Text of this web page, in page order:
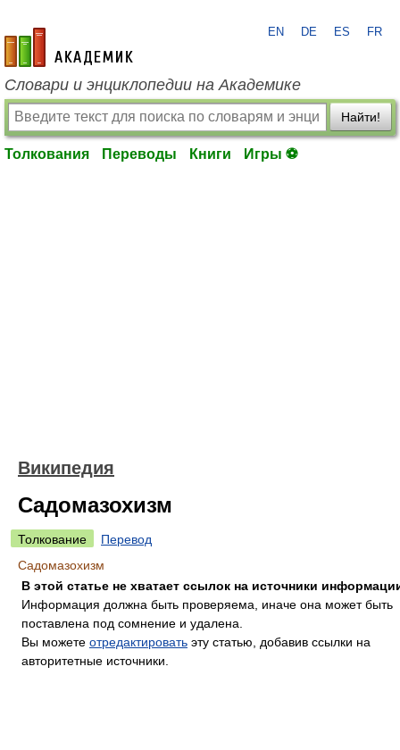
academic.ru
EN DE ES FR
Словари и энциклопедии на Академике
Найти!
Толкования Переводы Книги Игры ⚽
Википедия
Садомазохизм
Толкование
Перевод
Садомазохизм
В этой статье не хватает ссылок на источники
Информация должна быть проверяема, иначе она может быть
поставлена под сомнение и удалена.
Вы можете отредактировать эту статью, добавив ссылки на
авторитетные источники.